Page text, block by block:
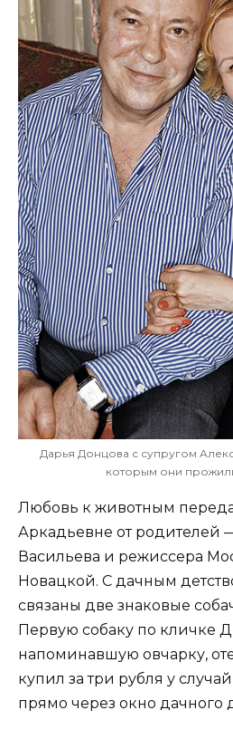
Дарья Донцова с супругом
которым они
Любовь к животным
Аркадьевне от родителей
Васильева и режиссера
Новацкой. С дачным
связаны две знаковые
Первую собаку по кличке
напоминавшую овчарку,
купил за три рубля у
прямо через окно дачного